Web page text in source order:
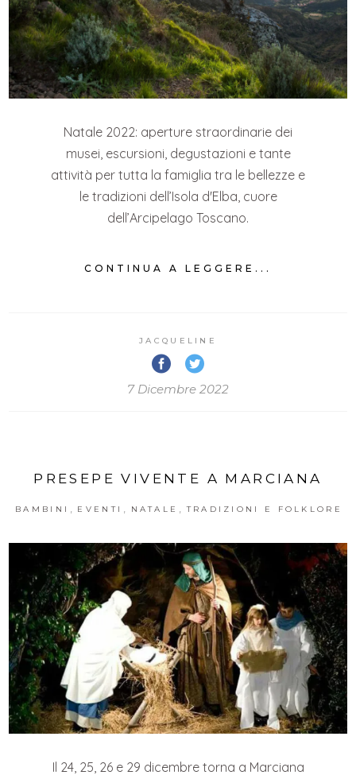
Natale 2022: aperture straordinarie dei
musei, escursioni, degustazioni e tante
attività per tutta la famiglia tra le bellezze e
le tradizioni dell’Isola d'Elba, cuore
dell’Arcipelago Toscano.
CONTINUA A LEGGERE...
JACQUELINE
7 Dicembre 2022
PRESEPE VIVENTE A MARCIANA
BAMBINI , EVENTI , NATALE , TRADIZIONI E FOLKLORE
Il 24, 25, 26 e 29 dicembre torna a Marciana